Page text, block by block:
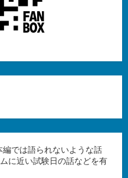
編では語られないような話
に近い試験日の話などを有